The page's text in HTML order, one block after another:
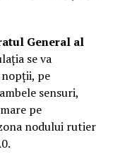
General al
se va
pe
sensuri,
pe
nodului rutier